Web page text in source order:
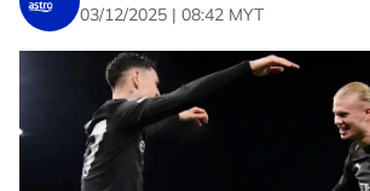
03/12/2025 | 08:42 MYT